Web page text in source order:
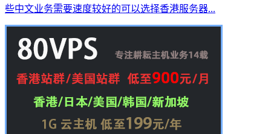
些中文业务需要速度较好的可以选择香港服务器...